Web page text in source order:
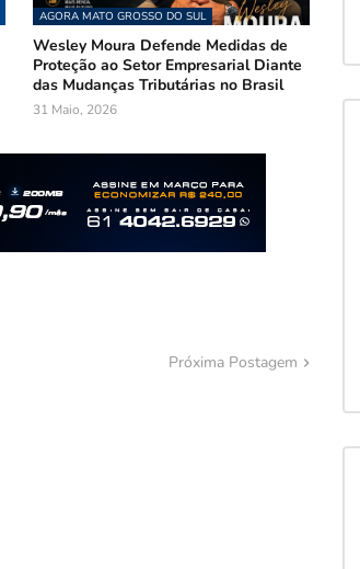
AGORA MATO GROSSO DO SUL
Wesley Moura Defende Medidas de
Proteção ao Setor Empresarial Diante
das Mudanças Tributárias no Brasil
31 Maio, 2026
Próxima Postagem